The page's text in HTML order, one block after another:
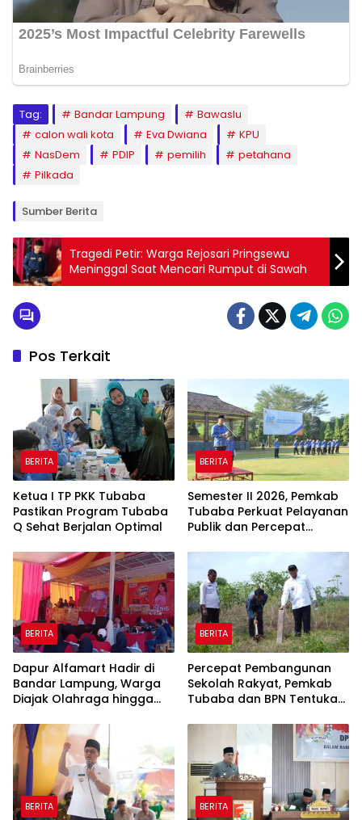
Tag: Bandar Lampung
Bawaslu
calon wali kota
Eva Dwiana
KPU
NasDem
PDIP pemilih
petahana
Pilkada
Sumber Berita
Tragedi Petir: Warga Rejosari Pringsewu
Meninggal Saat Mencari Rumput di Sawah
Pos Terkait
BERITA
Ketua I TP PKK Tubaba
Pastikan Program Tubaba
Q Sehat Berjalan Optimal
BERITA
Semester II 2026, Pemkab
Tubaba Perkuat Pelayanan
Publik dan Percepat
BERITA
Dapur Alfamart Hadir di
Bandar Lampung, Warga
Diajak Olahraga hingga
BERITA
Percepat Pembangunan
Sekolah Rakyat, Pemkab
Tubaba dan BPN Tentukan
BERITA BERITA